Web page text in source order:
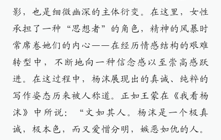
影，也是细微幽深的主体衍变。在这里，女性
承担了一种“思想者”的角色，精神的风暴时
常席卷她们的内心——在经历情感结构的艰难
转型中，不断地向一种信念感以至崇高感跃
进。在这过程中，杨沫展现出的真诚、纯粹的
写作姿态历来被人称道。正如王蒙在《我看杨
沫》中所说：“文如其人。杨沫是一个极真
诚，极本色，而又爱憎分明，嫉恶如仇的人。